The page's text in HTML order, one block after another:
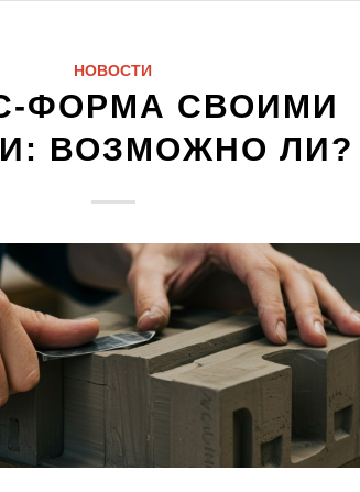
НОВОСТИ
ФОРМА СВОИМИ
ВОЗМОЖНО ЛИ?